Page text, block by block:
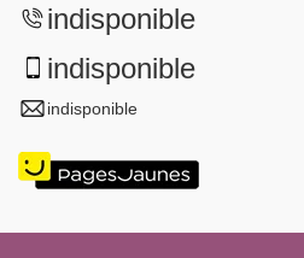
indisponible
indisponible
indisponible